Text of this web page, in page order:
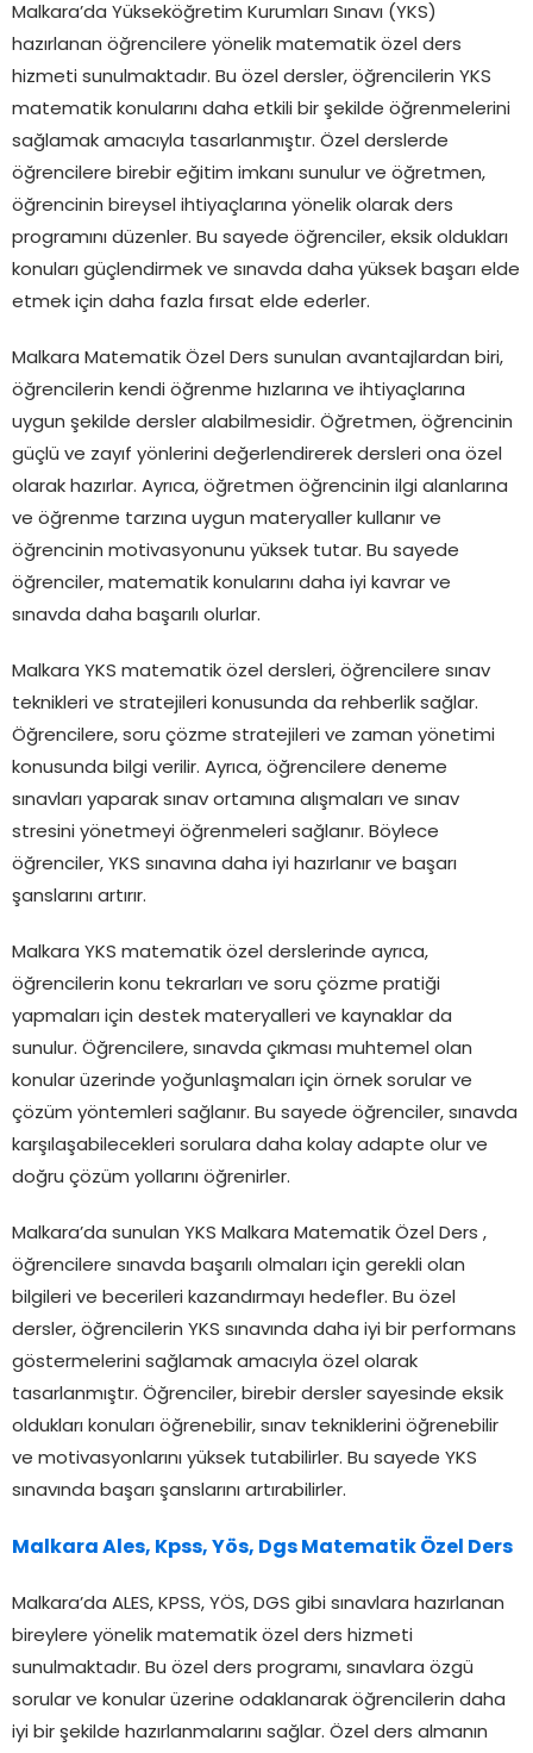
Malkara’da Yükseköğretim Kurumları Sınavı (YKS)
hazırlanan öğrencilere yönelik matematik özel ders
hizmeti sunulmaktadır. Bu özel dersler, öğrencilerin YKS
matematik konularını daha etkili bir şekilde öğrenmelerini
sağlamak amacıyla tasarlanmıştır. Özel derslerde
öğrencilere birebir eğitim imkanı sunulur ve öğretmen,
öğrencinin bireysel ihtiyaçlarına yönelik olarak ders
programını düzenler. Bu sayede öğrenciler, eksik oldukları
konuları güçlendirmek ve sınavda daha yüksek başarı elde
etmek için daha fazla fırsat elde ederler.
Malkara Matematik Özel Ders sunulan avantajlardan biri,
öğrencilerin kendi öğrenme hızlarına ve ihtiyaçlarına
uygun şekilde dersler alabilmesidir. Öğretmen, öğrencinin
güçlü ve zayıf yönlerini değerlendirerek dersleri ona özel
olarak hazırlar. Ayrıca, öğretmen öğrencinin ilgi alanlarına
ve öğrenme tarzına uygun materyaller kullanır ve
öğrencinin motivasyonunu yüksek tutar. Bu sayede
öğrenciler, matematik konularını daha iyi kavrar ve
sınavda daha başarılı olurlar.
Malkara YKS matematik özel dersleri, öğrencilere sınav
teknikleri ve stratejileri konusunda da rehberlik sağlar.
Öğrencilere, soru çözme stratejileri ve zaman yönetimi
konusunda bilgi verilir. Ayrıca, öğrencilere deneme
sınavları yaparak sınav ortamına alışmaları ve sınav
stresini yönetmeyi öğrenmeleri sağlanır. Böylece
öğrenciler, YKS sınavına daha iyi hazırlanır ve başarı
şanslarını artırır.
Malkara YKS matematik özel derslerinde ayrıca,
öğrencilerin konu tekrarları ve soru çözme pratiği
yapmaları için destek materyalleri ve kaynaklar da
sunulur. Öğrencilere, sınavda çıkması muhtemel olan
konular üzerinde yoğunlaşmaları için örnek sorular ve
çözüm yöntemleri sağlanır. Bu sayede öğrenciler, sınavda
karşılaşabilecekleri sorulara daha kolay adapte olur ve
doğru çözüm yollarını öğrenirler.
Malkara’da sunulan YKS Malkara Matematik Özel Ders ,
öğrencilere sınavda başarılı olmaları için gerekli olan
bilgileri ve becerileri kazandırmayı hedefler. Bu özel
dersler, öğrencilerin YKS sınavında daha iyi bir performans
göstermelerini sağlamak amacıyla özel olarak
tasarlanmıştır. Öğrenciler, birebir dersler sayesinde eksik
oldukları konuları öğrenebilir, sınav tekniklerini öğrenebilir
ve motivasyonlarını yüksek tutabilirler. Bu sayede YKS
sınavında başarı şanslarını artırabilirler.
Malkara Ales, Kpss, Yös, Dgs Matematik Özel Ders
Malkara’da ALES, KPSS, YÖS, DGS gibi sınavlara hazırlanan
bireylere yönelik matematik özel ders hizmeti
sunulmaktadır. Bu özel ders programı, sınavlara özgü
sorular ve konular üzerine odaklanarak öğrencilerin daha
iyi bir şekilde hazırlanmalarını sağlar. Özel ders almanın